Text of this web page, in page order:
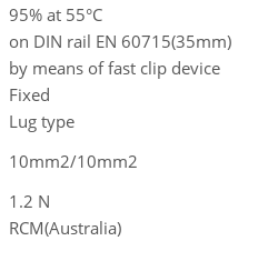
95% at 55°C
on DIN rail EN 60715(35mm)
by means of fast clip device
Fixed
Lug type
10mm2/10mm2
1.2 N
RCM(Australia)